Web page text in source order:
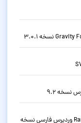
دانلود افزونه سئو حرفه ای رنک مث Rank Math Pro وردپرس فارسی نسخه